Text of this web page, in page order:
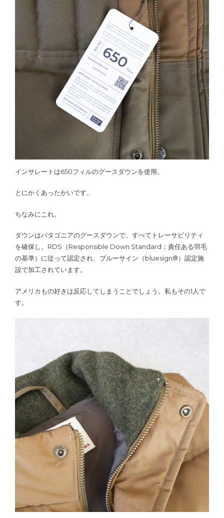
インサレートは650フィルのグースダウンを使用。
とにかくあったかいです。
ちなみにこれ。
ダウンはパタゴニアのグースダウンで、すべてトレーサビリティ
を確保し、RDS（Responsible Down Standard：責任ある羽毛
の基準）に従って認定され、ブルーサイン（bluesign®）認定施
設で加工されています。
アメリカもの好きは反応してしまうことでしょう。私もその1人で
す。